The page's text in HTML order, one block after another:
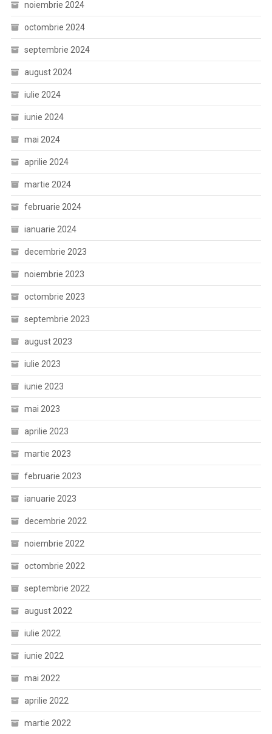
noiembrie 2024
octombrie 2024
septembrie 2024
august 2024
iulie 2024
iunie 2024
mai 2024
aprilie 2024
martie 2024
februarie 2024
ianuarie 2024
decembrie 2023
noiembrie 2023
octombrie 2023
septembrie 2023
august 2023
iulie 2023
iunie 2023
mai 2023
aprilie 2023
martie 2023
februarie 2023
ianuarie 2023
decembrie 2022
noiembrie 2022
octombrie 2022
septembrie 2022
august 2022
iulie 2022
iunie 2022
mai 2022
aprilie 2022
martie 2022